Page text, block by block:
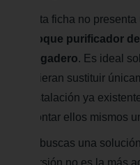
Esta ficha no
bloque purificador
fregadero. Es ideal
quieran sustituir
instalación ya
montar ellos mismos
Si buscas una
versión no es la más